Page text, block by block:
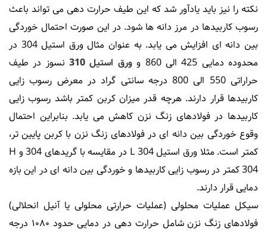
نکته را نیز باید یادآور شد که این طیف حرارت دهی می تواند باعث
رسوب کاربیدها در مرز دانه ها شود. در این صورت احتمال خوردگی
بین دانه ای افزایش می یابد. به عنوان مثال ورق استیل 304 در
محدوده دمایی 425 الی 860 و
ورق استیل 310
نسوز در طیف
حراراتی 550 الی 800 درجه سانتی گراد در معرض رسوب زایی
کاربیدها قرار دارند. هرچه قدر میزان کربن کمتر باشد رسوب زایی
کاربیدها در فولادهای زنگ نزن کاهش می یابد. بنابراین احتمال
وقوع خوردگی بین دانه ای در فولادهای زنگ نزن با کربن پایین تر،
کمتر است. مثلا ورق استیل L 304 در مقایسه با گریدهای 304 و H
304 کمتر در رسوب زایی کاربیدها و خوردگی بین دانه ای در این بازه
دمایی قرار دارند.
سیکل عملیات محلولی (عملیات حرارتی محلولی یا آنیل انحلالی)
فولادهای زنگ نزن شامل حرارت دهی در دمایی حدود ۱۰۸۰ درجه